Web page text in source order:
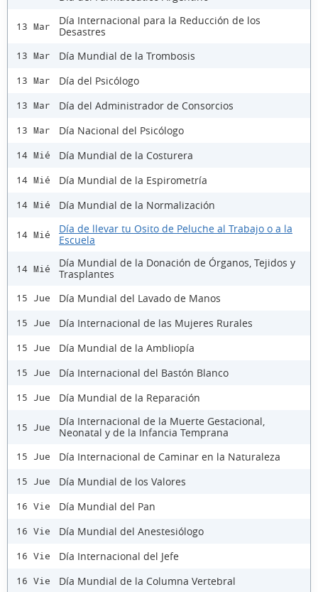
13 Mar
Día Internacional para la Reducción de los
Desastres
13 Mar Día Mundial de la Trombosis
13 Mar Día del Psicólogo
13 Mar Día del Administrador de Consorcios
13 Mar Día Nacional del Psicólogo
14 Mié Día Mundial de la Costurera
14 Mié Día Mundial de la Espirometría
14 Mié Día Mundial de la Normalización
14 Mié
Día de llevar tu Osito de Peluche al Trabajo o a la
Escuela
14 Mié
Día Mundial de la Donación de Órganos, Tejidos y
Trasplantes
15 Jue Día Mundial del Lavado de Manos
15 Jue Día Internacional de las Mujeres Rurales
15 Jue Día Mundial de la Ambliopía
15 Jue Día Internacional del Bastón Blanco
15 Jue Día Mundial de la Reparación
15 Jue
Día Internacional de la Muerte Gestacional,
Neonatal y de la Infancia Temprana
15 Jue Día Internacional de Caminar en la Naturaleza
15 Jue Día Mundial de los Valores
16 Vie Día Mundial del Pan
16 Vie Día Mundial del Anestesiólogo
16 Vie Día Internacional del Jefe
16 Vie Día Mundial de la Columna Vertebral